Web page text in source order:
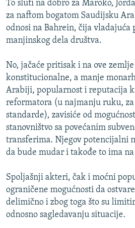
s
l
a
d
a
j
d
To sluti na dobro za Maroko,
za naftom bogatom Saudijsku
odnosi na Bahrein, čija vladajuća
manjinskog dela društva.
No, jačaće pritisak i na ove
konstitucionalne, a manje
Arabiji, popularnost i reputacija
reformatora (u najmanju ruku, za
standarde), zavisiće od
stanovništvo sa povećanim
transferima. Njegov potencijalni
da bude mudar i takođe to ima
Spoljašnji akteri, čak i moćni
ograničene mogućnosti da
delimično i zbog toga što su
odnosno sagledavanju situacije.